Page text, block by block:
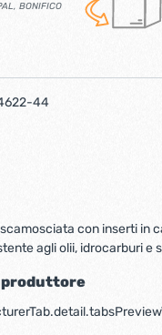
BONIFICO
44
con inserti in
agli olii, idrocarburi e
produttore